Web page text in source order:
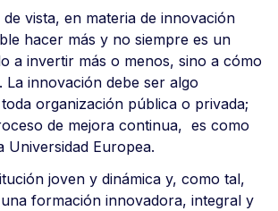
vista, en materia de innovación
hacer más y no siempre es un
a invertir más o menos, sino a cómo
La innovación debe ser algo
organización pública o privada;
de mejora continua, es como
Universidad Europea.
joven y dinámica y, como tal,
formación innovadora, integral y